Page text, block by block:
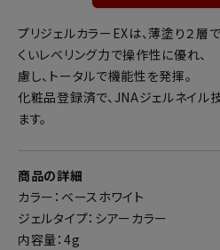
プリジェルカラーEXは、薄塗り２層
くいレベリング力で操作性に優れ、
慮し、トータルで機能性を発揮。
化粧品登録済で、JNAジェルネイ
ます。
商品の詳細
カラー：ベースホワイト
ジェルタイプ：シアーカラー
内容量：4g